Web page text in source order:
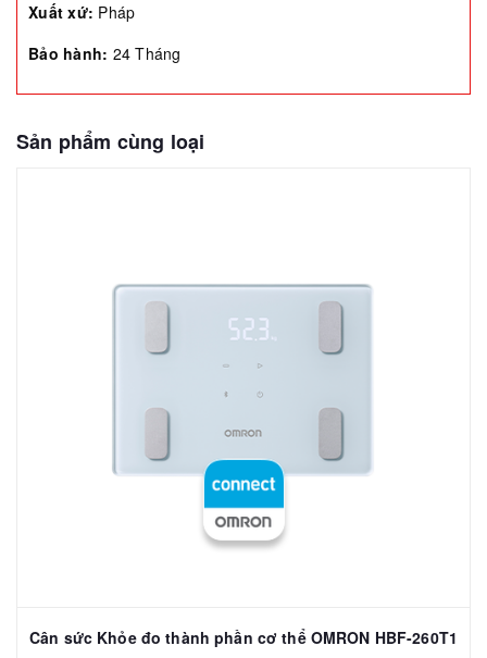
Xuất xứ: Pháp
Bảo hành: 24 Tháng
Sản phẩm cùng loại
Cân sức Khỏe đo thành phần cơ thể OMRON HBF-260T1